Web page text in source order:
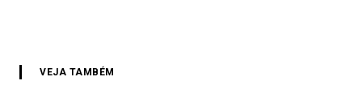
VEJA TAMBÉM